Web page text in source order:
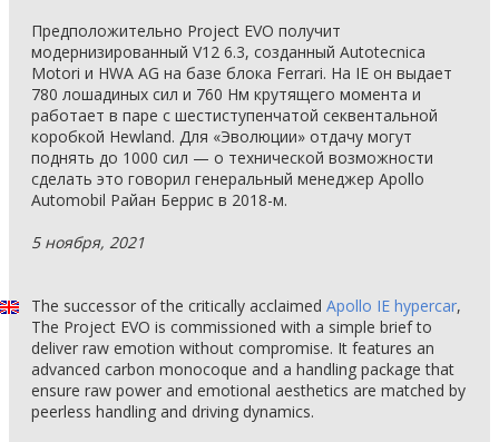
Предположительно Project EVO получит
модернизированный V12 6.3, созданный Autotecnica
Motori и HWA AG на базе блока Ferrari. На IE он выдает
780 лошадиных сил и 760 Нм крутящего момента и
работает в паре с шестиступенчатой секвентальной
коробкой Hewland. Для «Эволюции» отдачу могут
поднять до 1000 сил — о технической возможности
сделать это говорил генеральный менеджер Apollo
Automobil Райан Беррис в 2018-м.
5 ноября, 2021
The successor of the critically acclaimed Apollo IE hypercar,
The Project EVO is commissioned with a simple brief to
deliver raw emotion without compromise. It features an
advanced carbon monocoque and a handling package that
ensure raw power and emotional aesthetics are matched by
peerless handling and driving dynamics.